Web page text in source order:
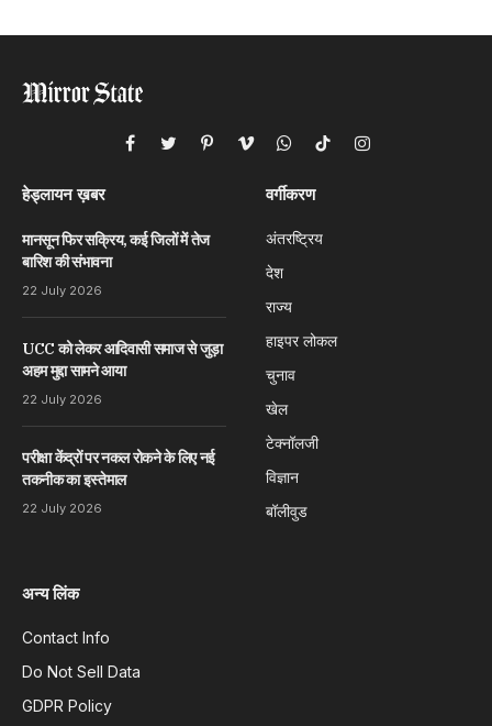
Facebook
TwitterPinterestVimeoWhatsApp
TikTokInstagram
हेड्लायन ख़बर
मानसून फिर सक्रिय, कई जिलों में तेज
बारिश की संभावना
22 July 2026
UCC को लेकर आदिवासी समाज से जुड़ा
अहम मुद्दा सामने आया
22 July 2026
परीक्षा केंद्रों पर नकल रोकने के लिए नई
तकनीक का इस्तेमाल
22 July 2026
वर्गीकरण
अंतरष्ट्रिय
देश
राज्य
हाइपर लोकल
चुनाव
खेल
टेक्नॉलजी
विज्ञान
बॉलीवुड
अन्य लिंक
Contact Info
Do Not Sell Data
GDPR Policy